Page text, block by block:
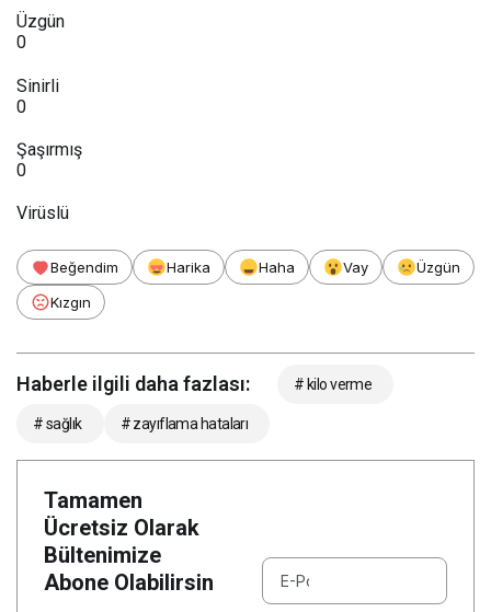
Üzgün
0
Sinirli
0
Şaşırmış
0
Virüslü
Beğendim Harika Haha Vay
Üzgün
Kızgın
Haberle ilgili daha fazlası: # kilo verme
# sağlık # zayıflama hataları
Tamamen
Ücretsiz Olarak
Bültenimize
Abone Olabilirsin